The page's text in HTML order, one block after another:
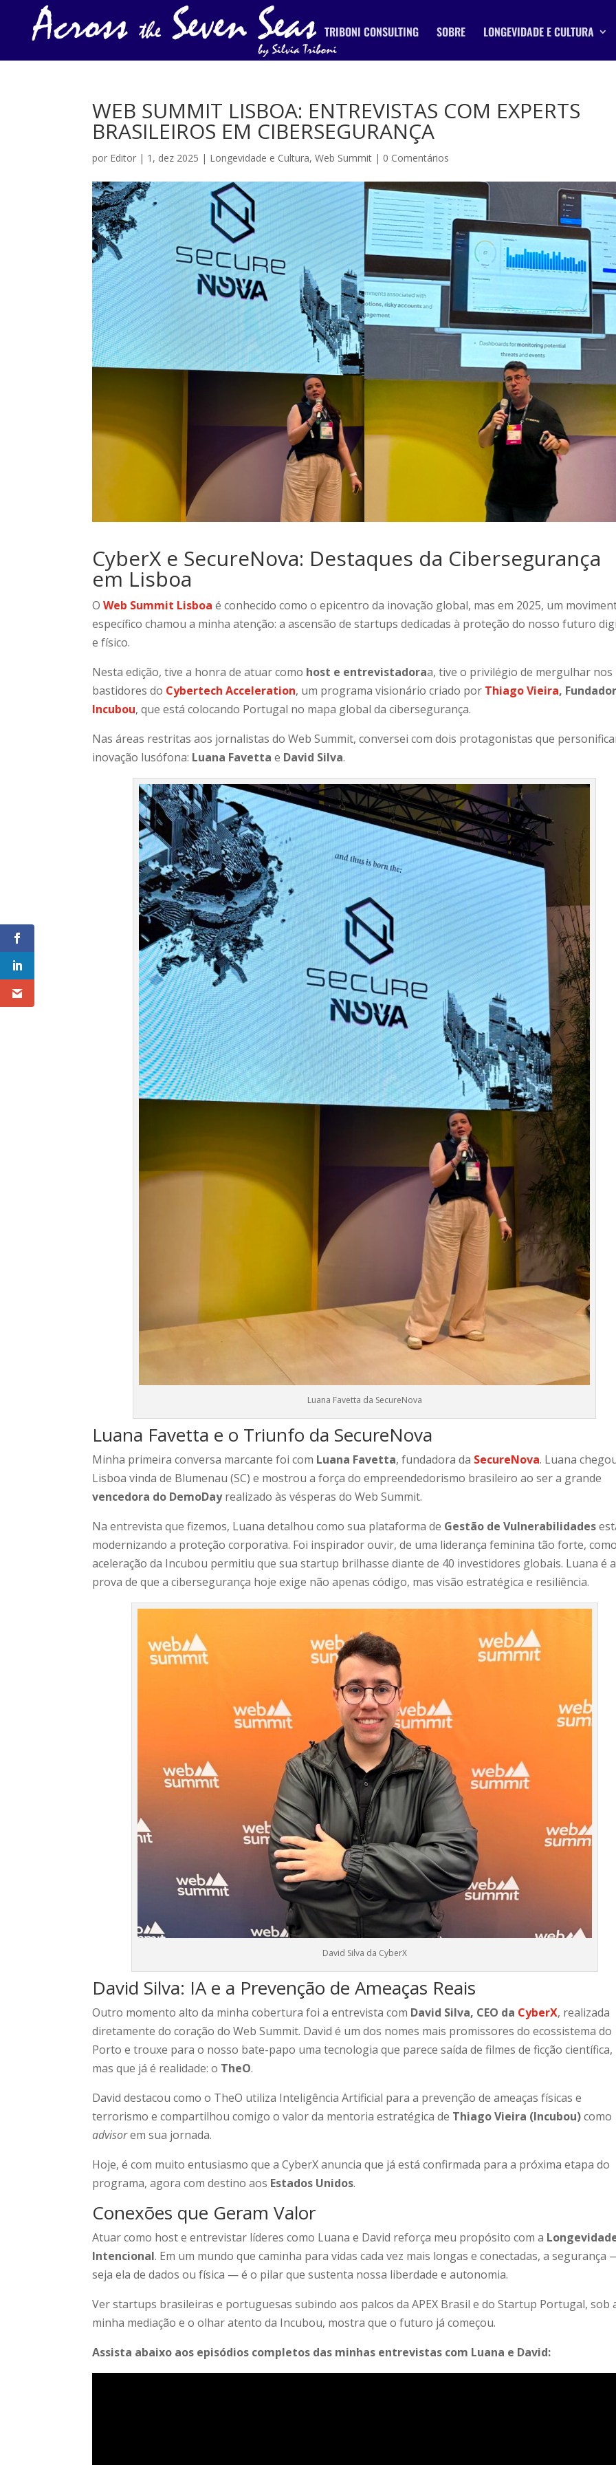
TRIBONI CONSULTING SOBRE LONGEVIDADE E CULTURA
WEB SUMMIT LISBOA: ENTREVISTAS COM EXPERTS
BRASILEIROS EM CIBERSEGURANÇA
por Editor | 1, dez 2025 | Longevidade e Cultura,Web Summit | 0 Comentários
CyberX e SecureNova: Destaques da Cibersegurança
em Lisboa
OWeb Summit Lisboa é conhecido como o epicentro da inovação global, mas em 2025, um
específico chamou a minha atenção: a ascensão de startups dedicadas à proteção do nosso futuro
e físico.
Nesta edição, tive a honra de atuar como host e entrevistadoraa, tive o privilégio de mergulhar nos
bastidores do Cybertech Acceleration, um programa visionário criado por Thiago Vieira,
Incubou, que está colocando Portugal no mapa global da cibersegurança.
Nas áreas restritas aos jornalistas do Web Summit, conversei com dois protagonistas que
inovação lusófona: Luana Favetta e David Silva.
Luana Favetta da SecureNova
Luana Favetta e o Triunfo da SecureNova
Minha primeira conversa marcante foi com Luana Favetta, fundadora da SecureNova. Luana
Lisboa vinda de Blumenau (SC) e mostrou a força do empreendedorismo brasileiro ao ser a grande
vencedora do DemoDayrealizado às vésperas do Web Summit.
Na entrevista que fizemos, Luana detalhou como sua plataforma de Gestão de Vulnerabilidades
modernizando a proteção corporativa. Foi inspirador ouvir, de uma liderança feminina tão forte,
aceleração da Incubou permitiu que sua startup brilhasse diante de 40 investidores globais. Luana é a
prova de que a cibersegurança hoje exige não apenas código, mas visão estratégica e resiliência.
David Silva da CyberX
David Silva: IA e a Prevenção de Ameaças Reais
Outro momento alto da minha cobertura foi a entrevista com David Silva, CEO da CyberX, realizada
diretamente do coração do Web Summit. David é um dos nomes mais promissores do ecossistema do
Porto e trouxe para o nosso bate-papo uma tecnologia que parece saída de filmes de ficção científica,
mas que já é realidade: o TheO.
David destacou como o TheO utiliza Inteligência Artificial para a prevenção de ameaças físicas e
terrorismo e compartilhou comigo o valor da mentoria estratégica de Thiago Vieira (Incubou)como
advisorem sua jornada.
Hoje, é com muito entusiasmo que a CyberX anuncia que já está confirmada para a próxima etapa do
programa, agora com destino aos Estados Unidos.
Conexões que Geram Valor
Atuar como host e entrevistar líderes como Luana e David reforça meu propósito com a
Intencional. Em um mundo que caminha para vidas cada vez mais longas e conectadas, a segurança
seja ela de dados ou física — é o pilar que sustenta nossa liberdade e autonomia.
Ver startups brasileiras e portuguesas subindo aos palcos da APEX Brasil e do Startup Portugal, sob
minha mediação e o olhar atento da Incubou, mostra que o futuro já começou.
Assista abaixo aos episódios completos das minhas entrevistas com Luana e David: